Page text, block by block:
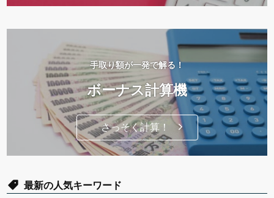
手取り額が一発で解る！
ボーナス計算機
さっそく計算！
最新の人気キーワード